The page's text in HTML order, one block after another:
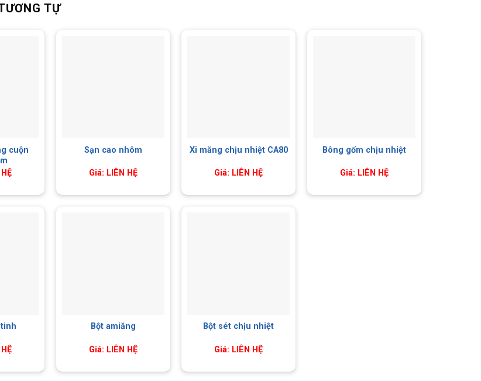
TỰ
cuộn
Sạn cao nhôm
Giá: LIÊN HỆ
Xi măng chịu nhiệt CA80
Giá: LIÊN HỆ
Bông gốm chịu nhiệt
Giá: LIÊN HỆ
tinh Bột amiăng
Giá: LIÊN HỆ
Bột sét chịu nhiệt
Giá: LIÊN HỆ